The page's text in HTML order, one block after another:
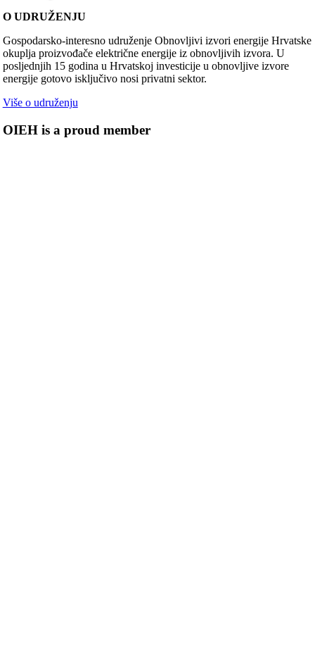
O UDRUŽENJU
Gospodarsko-interesno udruženje Obnovljivi izvori energije Hrvatske
okuplja proizvođače električne energije iz obnovljivih izvora. U
posljednjih 15 godina u Hrvatskoj investicije u obnovljive izvore
energije gotovo isključivo nosi privatni sektor.
Više o udruženju
OIEH is a proud member